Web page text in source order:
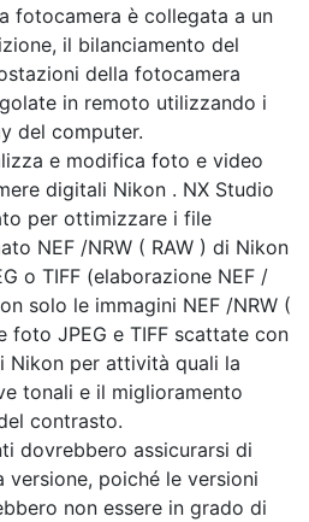
fotocamera è collegata a un
il bilanciamento del
della fotocamera
in remoto utilizzando i
del computer.
e modifica foto e video
digitali Nikon . NX Studio
per ottimizzare i file
NEF /NRW ( RAW ) di Nikon
o TIFF (elaborazione NEF /
solo le immagini NEF /NRW (
foto JPEG e TIFF scattate con
Nikon per attività quali la
tonali e il miglioramento
contrasto.
dovrebbero assicurarsi di
versione, poiché le versioni
non essere in grado di